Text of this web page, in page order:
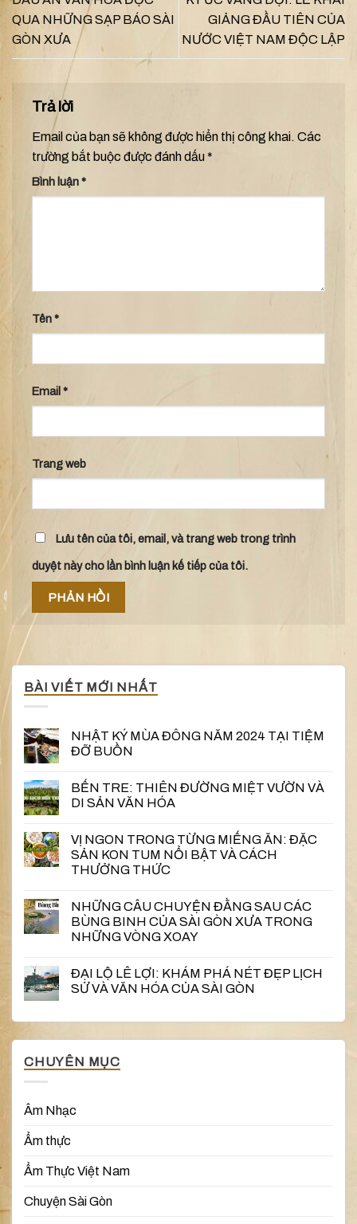
QUA NHỮNG SẠP BÁO SÀI
GÒN XƯA
GIẢNG ĐẦU TIÊN CỦA
NƯỚC VIỆT NAM ĐỘC LẬP
Trả lời
Email của bạn sẽ không được hiển thị công khai. Các
trường bắt buộc được đánh dấu*
Bình luận*
Tên*
Email *
Trang web
Lưu tên của tôi, email, và trang web trong trình
duyệt này cho lần bình luận kế tiếp của tôi.
BÀI VIẾT MỚI NHẤT
NHẬT KÝ MÙA ĐÔNG NĂM 2024 TẠI TIỆM
ĐỠ BUỒN
BẾN TRE: THIÊN ĐƯỜNG MIỆT VƯỜN VÀ
DI SẢN VĂN HÓA
VỊ NGON TRONG TỪNG MIẾNG ĂN: ĐẶC
SẢN KON TUM NỔI BẬT VÀ CÁCH
THƯỞNG THỨC
NHỮNG CÂU CHUYỆN ĐẰNG SAU CÁC
BÙNG BINH CỦA SÀI GÒN XƯA TRONG
NHỮNG VÒNG XOAY
ĐẠI LỘ LÊ LỢI: KHÁM PHÁ NÉT ĐẸP LỊCH
SỬ VÀ VĂN HÓA CỦA SÀI GÒN
CHUYÊN MỤC
Âm Nhạc
Ẩm thực
Ẩm Thực Việt Nam
Chuyện Sài Gòn